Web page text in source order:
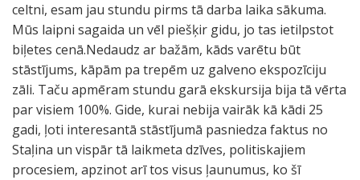
celtni, esam jau stundu pirms tā darba laika sākuma.
Mūs laipni sagaida un vēl piešķir gidu, jo tas ietilpstot
biļetes cenā.Nedaudz ar bažām, kāds varētu būt
stāstījums, kāpām pa trepēm uz galveno ekspozīciju
zāli. Taču apmēram stundu garā ekskursija bija tā vērta
par visiem 100%. Gide, kurai nebija vairāk kā kādi 25
gadi, ļoti interesantā stāstījumā pasniedza faktus no
Staļina un vispār tā laikmeta dzīves, politiskajiem
procesiem, apzinot arī tos visus ļaunumus, ko šī